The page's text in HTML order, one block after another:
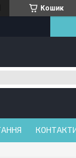
Кошик